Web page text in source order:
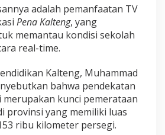
adalah pemanfaatan TV
Pena Kalteng, yang
memantau kondisi sekolah
real-time.
Kalteng, Muhammad
bahwa pendekatan
kunci pemerataan
provinsi yang memiliki luas
ribu kilometer persegi.